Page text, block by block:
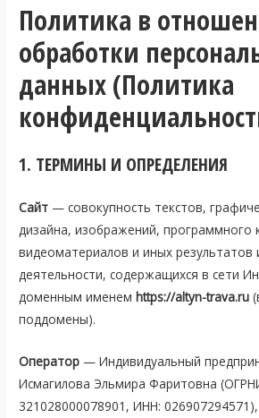
Политика в
обработки
данных (Политика
1. ТЕРМИНЫ И ОПРЕДЕЛЕНИЯ
Сайт — совокупность текстов,
дизайна, изображений, программного
видеоматериалов и иных результатов
деятельности, содержащихся в сети
доменным именемhttps://altyn-trava.ru
поддомены).
Оператор — Индивидуальный
Исмагилова Эльмира Фаритовна
321028000078901, ИНН: